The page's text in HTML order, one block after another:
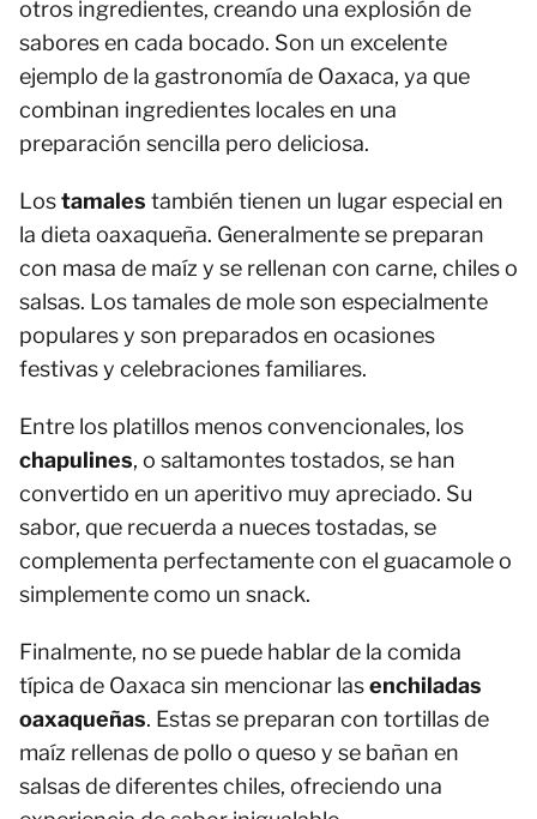
otros ingredientes, creando una explosión de
sabores en cada bocado. Son un excelente
ejemplo de la gastronomía de Oaxaca, ya que
combinan ingredientes locales en una
preparación sencilla pero deliciosa.
Lostamales también tienen un lugar especial en
la dieta oaxaqueña. Generalmente se preparan
con masa de maíz y se rellenan con carne, chiles o
salsas. Los tamales de mole son especialmente
populares y son preparados en ocasiones
festivas y celebraciones familiares.
Entre los platillos menos convencionales, los
chapulines, o saltamontes tostados, se han
convertido en un aperitivo muy apreciado. Su
sabor, que recuerda a nueces tostadas, se
complementa perfectamente con el guacamole o
simplemente como un snack.
Finalmente, no se puede hablar de la comida
típica de Oaxaca sin mencionar lasenchiladas
oaxaqueñas. Estas se preparan con tortillas de
maíz rellenas de pollo o queso y se bañan en
salsas de diferentes chiles, ofreciendo una